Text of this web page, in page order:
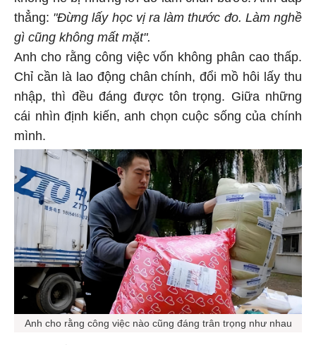
thẳng: "Đừng lấy học vị ra làm thước đo. Làm nghề
gì cũng không mất mặt".
Anh cho rằng công việc vốn không phân cao thấp.
Chỉ cần là lao động chân chính, đổi mồ hôi lấy thu
nhập, thì đều đáng được tôn trọng. Giữa những
cái nhìn định kiến, anh chọn cuộc sống của chính
mình.
Anh cho rằng công việc nào cũng đáng trân trọng như nhau